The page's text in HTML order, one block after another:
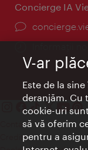
Concierge IA
Contact
Credits
V-ar
Este de la
deranjăm. Cu
cookie-uri
să vă oferim
pentru a